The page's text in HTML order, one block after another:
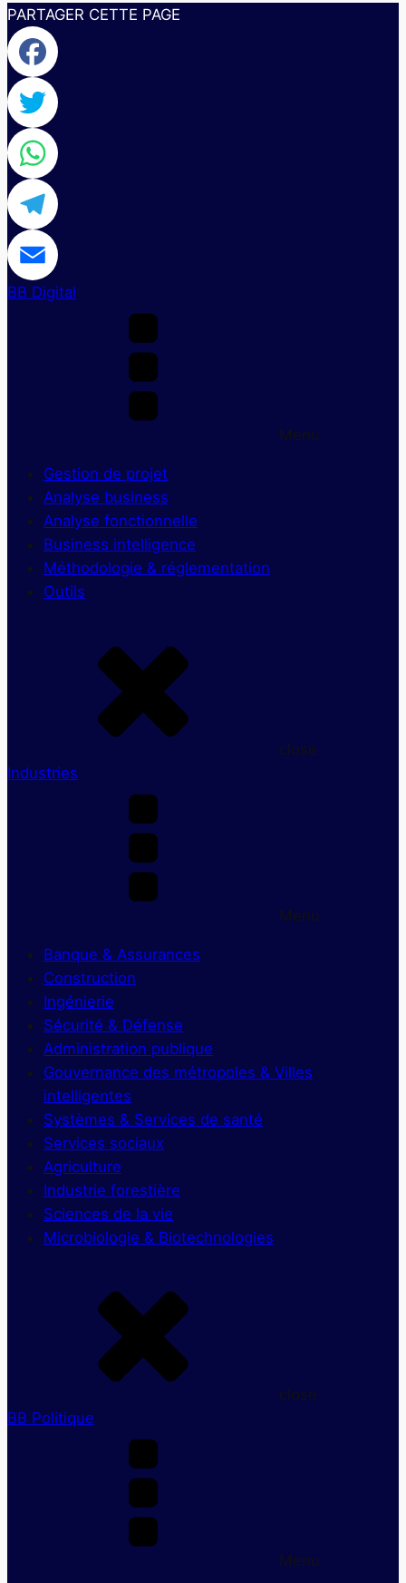
PARTAGER CETTE PAGE
Facebook
Twitter
WhatsApp
Telegram
Email
BB Digital
Menu
Gestion de projet
Analyse business
Analyse fonctionnelle
Business intelligence
Méthodologie & réglementation
Outils
close
Industries
Menu
Banque & Assurances
Construction
Ingénierie
Sécurité & Défense
Administration publique
Gouvernance des métropoles & Villes
intelligentes
Systèmes & Services de santé
Services sociaux
Agriculture
Industrie forestière
Sciences de la vie
Microbiologie & Biotechnologies
close
BB Politique
Menu